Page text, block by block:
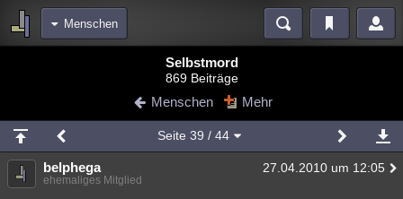
Menschen
Blogs Videos
Chat Wiki Neuigkeiten
meine Rubriken
Menschen Wissenschaft Mystery Kriminalfälle
Selbstmord
869 Beiträge
Menschen Mehr
Seite 39 / 44
belphega 27.04.2010 um 12:05
ehemaliges Mitglied